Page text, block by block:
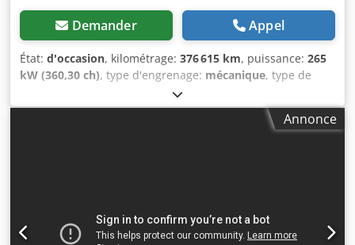
Demander Appel
État: d'occasion, kilométrage: 376 615 km, puissance: 265
kW (360,30 ch), type d'engrenage: mécanique, type de
blanc
poids à vide:20 500 kg, poids maximal de charge:11 500
, configuration
de vitesse, verrouillage centralisé, Emplacement du
véhicule : Bovenden. Équipement : cabine, lunette arrière,
Annonce